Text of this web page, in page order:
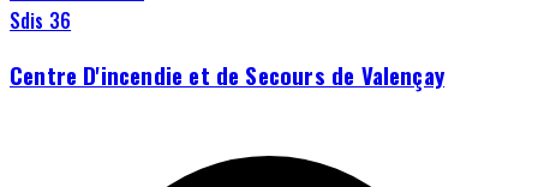
Sdis 36
Centre D'incendie et de Secours de Valençay